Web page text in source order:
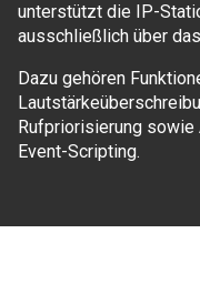
unterstützt die IP-
ausschließlich über
Dazu gehören
Rufpriorisierung
Event-Scripting.